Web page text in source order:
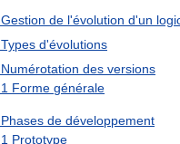
Gestion de l'évolution d'un
Types d'évolutions
Numérotation des versions
1 Forme générale
Phases de développement
1 Prototype